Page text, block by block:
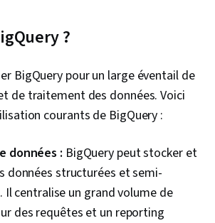
rapide, Ingénierie rapide, L'image
IA générative, Gestion des parties
Tableau de bord, Résolution de
Analyse, Recherche quantitative,
Analyse de l'activité,
des parties prenantes, Création
de bord, Communication technique,
Lignes directrices sur
?
BigQuery pour un large éventail de
de traitement des données. Voici
courants de BigQuery :
données : BigQuery peut stocker et
données structurées et semi-
Il centralise un grand volume de
des requêtes et un reporting